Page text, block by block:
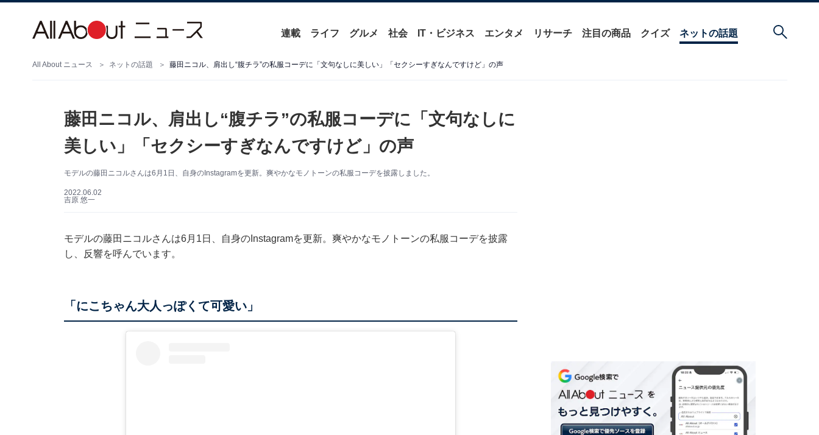
連載 ライフ グルメ 社会 IT・ビジネス エンタメ リサーチ 注目の商品 クイズ ネットの話題
All About ニュース ネットの話題 藤田ニコル、肩出し“腹チラ”の私服コーデに「文句なしに美しい」「セクシーすぎなんですけど」の声
藤田ニコル、肩出し“腹チラ”の私服コーデに「文句なしに
美しい」「セクシーすぎなんですけど」の声
モデルの藤田ニコルさんは6月1日、自身のInstagramを更新。爽やかなモノトーンの私服コーデを披露しました。
2022.06.02
吉原 悠一
モデルの藤田ニコルさんは6月1日、自身のInstagramを更新。爽やかなモノトーンの私服コーデを披露
し、反響を呼んでいます。
「にこちゃん大人っぽくて可愛い」